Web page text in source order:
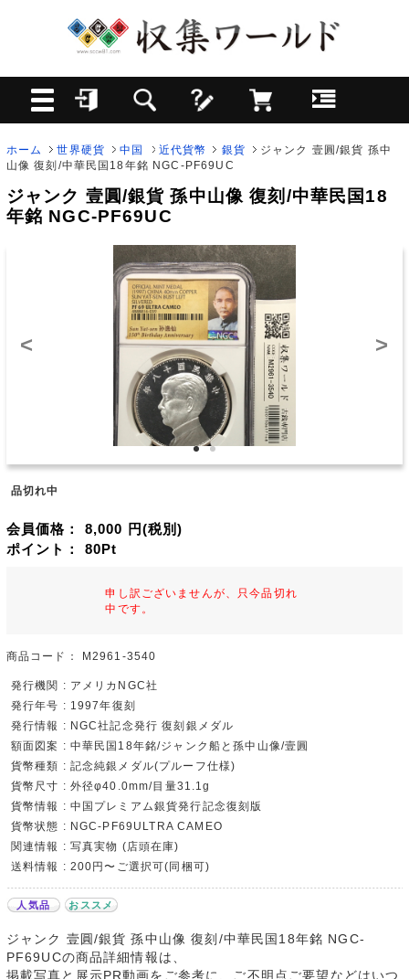
ホーム 世界硬貨 中国 近代貨幣 銀貨
ジャンク 壹圓/銀貨 孫中
山像 復刻/中華民国18年銘 NGC-PF69UC
ジャンク 壹圓/銀貨 孫中山像 復刻/中華民国18
年銘 NGC-PF69UC
< >
品切れ中
会員価格： 8,000 円(税別)
ポイント： 80Pt
申し訳ございませんが、只今品切れ
中です。
商品コード： M2961-3540
発行機関 : アメリカNGC社
発行年号 : 1997年復刻
発行情報 : NGC社記念発行 復刻銀メダル
額面図案 : 中華民国18年銘/ジャンク船と孫中山像/壹圓
貨幣種類 : 記念純銀メダル(プルーフ仕様)
貨幣尺寸 : 外径φ40.0mm/目量31.1g
貨幣情報 : 中国プレミアム銀貨発行記念復刻版
貨幣状態 : NGC-PF69ULTRA CAMEO
関連情報 : 写真実物 (店頭在庫)
送料情報 : 200円〜ご選択可(同梱可)
人気品 おススメ
ジャンク 壹圓/銀貨 孫中山像 復刻/中華民国18年銘 NGC-
PF69UCの商品詳細情報は、
掲載写真と展示PR動画をご参考に、ご不明点ご要望などはいつ